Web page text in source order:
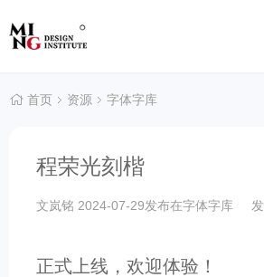
首页 资源 字体字库
程荣光刻楷
文岚铭 2024-07-29发布在字体字库
正式上线，欢迎体验！